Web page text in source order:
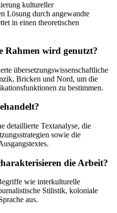
kultureller
Lösung durch angewandte
in einen theoretischen
Rahmen wird genutzt?
übersetzungswissenschaftliche
Bricken und Nord, um die
zu bestimmen.
detaillierte Textanalyse, die
sowie die
die Arbeit?
wie interkulturelle
Stilistik, koloniale
aus.